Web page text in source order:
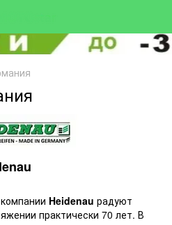
Heidenau радуют
практически 70 лет. В